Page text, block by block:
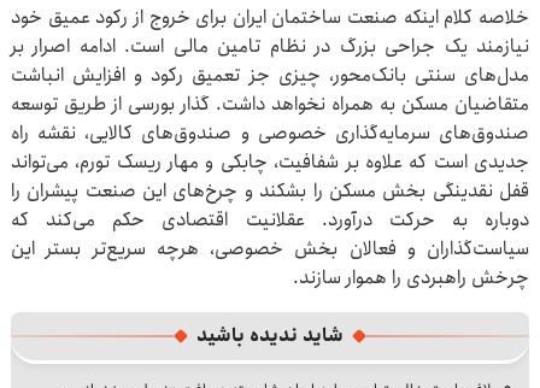
خلاصه کلام اینکه صنعت ساختمان ایران برای خروج از رکود عمیق خود
نیازمند یک جراحی بزرگ در نظام تامین مالی است. ادامه اصرار بر
مدل‌های سنتی بانک‌محور، چیزی جز تعمیق رکود و افزایش انباشت
متقاضیان مسکن به همراه نخواهد داشت. گذار بورسی از طریق توسعه
صندوق‌های سرمایه‌گذاری خصوصی و صندوق‌های کالایی، نقشه راه
جدیدی است که علاوه بر شفافیت، چابکی و مهار ریسک تورم، می‌تواند
قفل نقدینگی بخش مسکن را بشکند و چرخ‌های این صنعت پیشران را
دوباره به حرکت درآورد. عقلانیت اقتصادی حکم می‌کند که
سیاست‌گذاران و فعالان بخش خصوصی، هرچه سریع‌تر بستر این
چرخش راهبردی را هموار سازند.
شاید ندیده باشید